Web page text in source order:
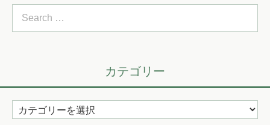
Search
カテゴリー
カ